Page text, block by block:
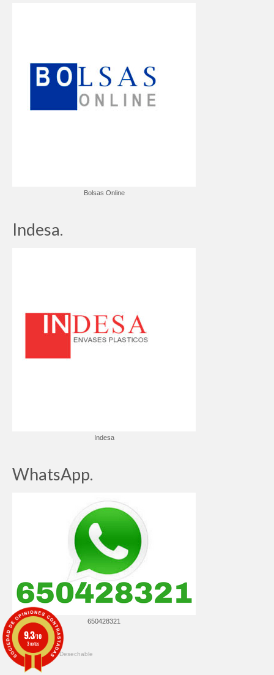
Bolsas Online
Indesa.
Indesa
WhatsApp.
650428321
© 2026 ✔️ Ropa Desechable
9.3/10
3 notas